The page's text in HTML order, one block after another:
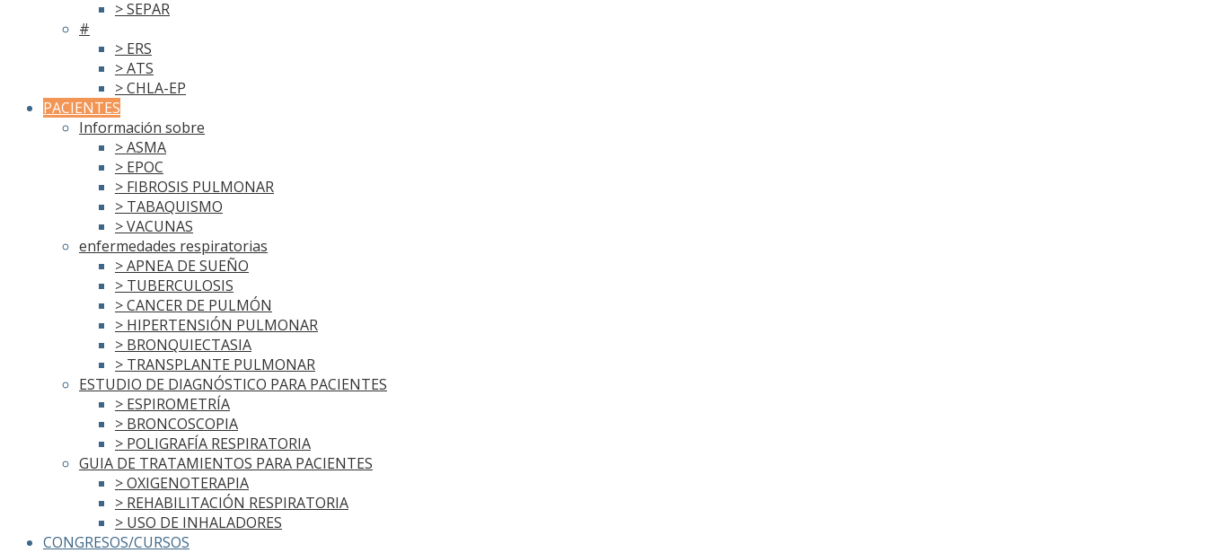
> SEPAR
#
> ERS
> ATS
> CHLA-EP
PACIENTES
Información sobre
> ASMA
> EPOC
> FIBROSIS PULMONAR
> TABAQUISMO
> VACUNAS
enfermedades respiratorias
> APNEA DE SUEÑO
> TUBERCULOSIS
> CANCER DE PULMÓN
> HIPERTENSIÓN PULMONAR
> BRONQUIECTASIA
> TRANSPLANTE PULMONAR
ESTUDIO DE DIAGNÓSTICO PARA PACIENTES
> ESPIROMETRÍA
> BRONCOSCOPIA
> POLIGRAFÍA RESPIRATORIA
GUIA DE TRATAMIENTOS PARA PACIENTES
> OXIGENOTERAPIA
> REHABILITACIÓN RESPIRATORIA
> USO DE INHALADORES
CONGRESOS/CURSOS